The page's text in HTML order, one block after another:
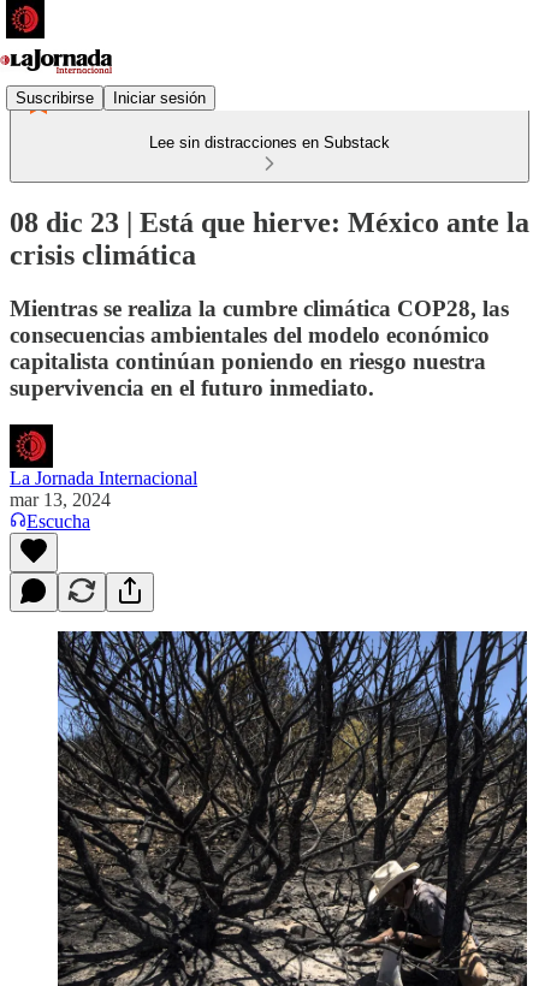
Suscribirse Iniciar sesión
Lee sin distracciones en Substack
08 dic 23 | Está que hierve: México ante la
crisis climática
Mientras se realiza la cumbre climática COP28, las
consecuencias ambientales del modelo económico
capitalista continúan poniendo en riesgo nuestra
supervivencia en el futuro inmediato.
La Jornada Internacional
mar 13, 2024
Escucha